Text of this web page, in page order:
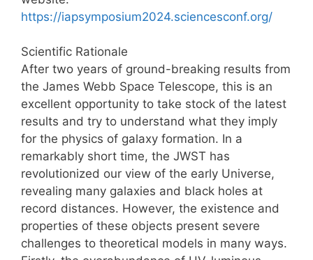
https://iapsymposium2024.sciencesconf.org/
Scientific Rationale
After two years of ground-breaking results from
the James Webb Space Telescope, this is an
excellent opportunity to take stock of the latest
results and try to understand what they imply
for the physics of galaxy formation. In a
remarkably short time, the JWST has
revolutionized our view of the early Universe,
revealing many galaxies and black holes at
record distances. However, the existence and
properties of these objects present severe
challenges to theoretical models in many ways.